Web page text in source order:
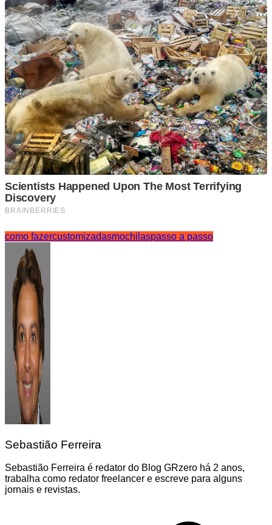
como fazercustomizadasmochilaspasso a passo
Sebastião Ferreira
Sebastião Ferreira é redator do Blog GRzero há 2 anos,
trabalha como redator freelancer e escreve para alguns
jornais e revistas.